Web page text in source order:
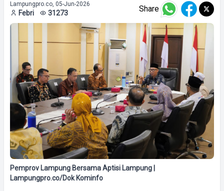
Lampungpro.co, 05-Jun-2026
Febri 31273 Share
Pemprov Lampung Bersama Aptisi Lampung |
Lampungpro.co/Dok Kominfo